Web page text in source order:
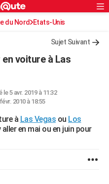
Rechercher
du Nord Etats-Unis
Sujet Suivant
voiture à Las
le 5 avr. 2019 à 11:32
2010 à 18:55
à Las Vegas ou Los
en mai ou en juin pour